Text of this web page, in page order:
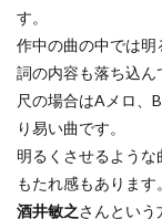
す。
作中の曲の中では明
詞の内容も落ち込
尺の場合はAメロ、
り易い曲です。
明るくさせるよう
もたれ感もあります。
酒井敏之さんという